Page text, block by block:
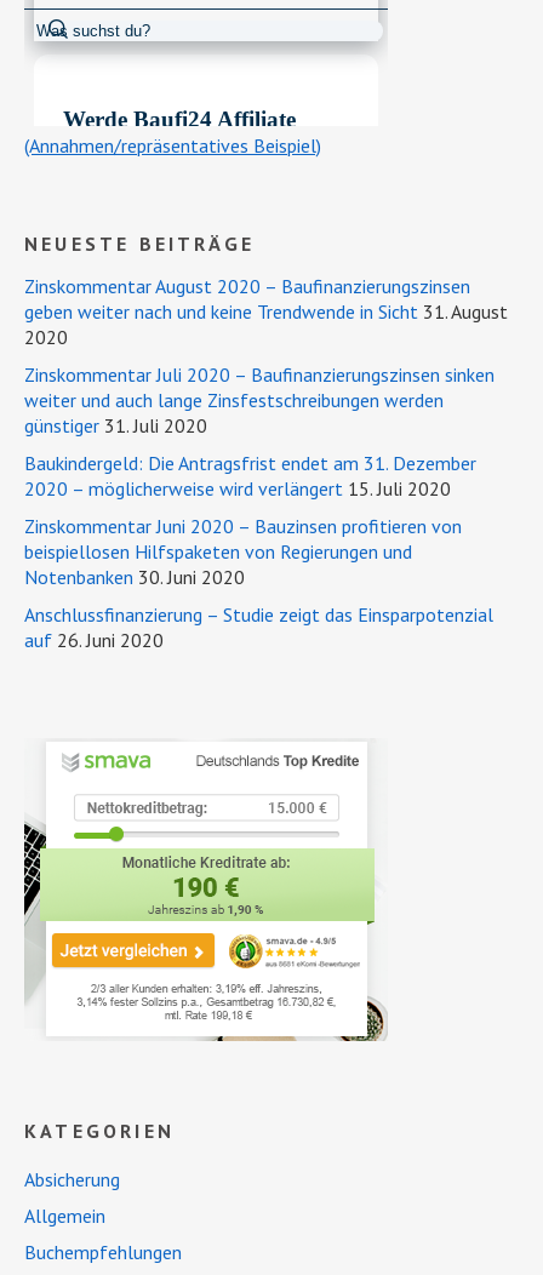
(Annahmen/repräsentatives Beispiel)
NEUESTE BEITRÄGE
Zinskommentar August 2020 – Baufinanzierungszinsen
geben weiter nach und keine Trendwende in Sicht 31. August
2020
Zinskommentar Juli 2020 – Baufinanzierungszinsen sinken
weiter und auch lange Zinsfestschreibungen werden
günstiger 31. Juli 2020
Baukindergeld: Die Antragsfrist endet am 31. Dezember
2020 – möglicherweise wird verlängert 15. Juli 2020
Zinskommentar Juni 2020 – Bauzinsen profitieren von
beispiellosen Hilfspaketen von Regierungen und
Notenbanken 30. Juni 2020
Anschlussfinanzierung – Studie zeigt das Einsparpotenzial
auf 26. Juni 2020
KATEGORIEN
Absicherung
Allgemein
Buchempfehlungen